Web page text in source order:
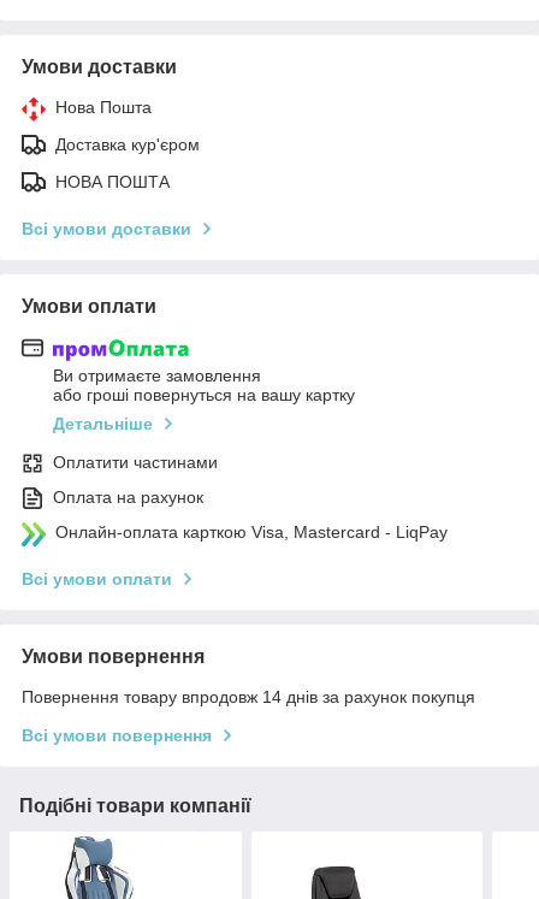
Умови доставки
Нова Пошта
Доставка кур'єром
НОВА ПОШТА
Всі умови доставки
Умови оплати
Ви отримаєте замовлення
або гроші повернуться на вашу картку
Детальніше
Оплатити частинами
Оплата на рахунок
Онлайн-оплата карткою Visa, Mastercard - LiqPay
Всі умови оплати
Умови повернення
Повернення товару впродовж 14 днів за рахунок покупця
Всі умови повернення
Подібні товари компанії